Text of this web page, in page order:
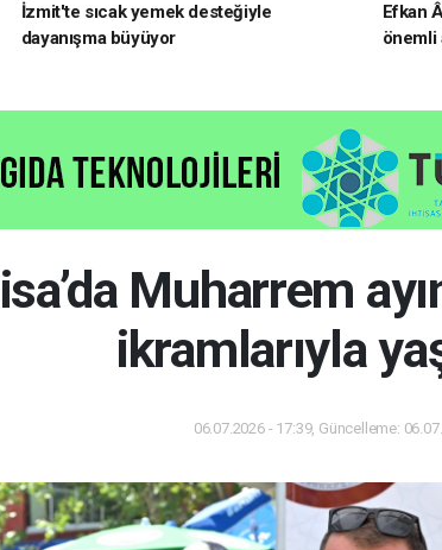
İzmit'te sıcak yemek desteğiyle
dayanışma büyüyor
Efkan
önemli
Muharrem
ikramlarıyla
06.07.2026 - 17:39, Güncelleme: